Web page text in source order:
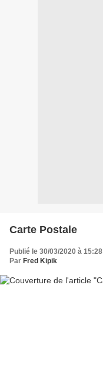
Carte Postale
Publié le 30/03/2020 à 15:28
Par Fred Kipik